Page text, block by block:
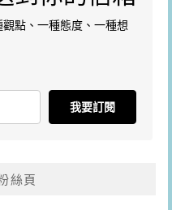
點、一種態度、一種想
我要訂閱
絲頁